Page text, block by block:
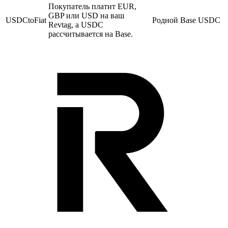
USDCtoFiat
Покупатель платит EUR,
GBP или USD на ваш
Revtag, а USDC
рассчитывается на Base.
Родной Base USDC